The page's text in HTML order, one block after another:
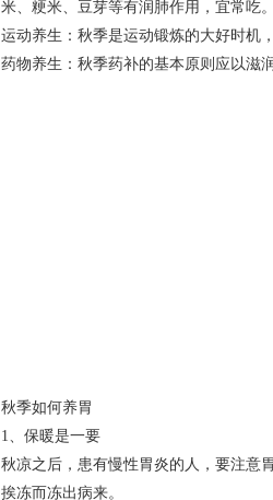
米、粳米、豆芽等有润肺作用，宜常吃
运动养生：秋季是运动锻炼的大好时机
药物养生：秋季药补的基本原则应以滋
秋季如何养胃
1、保暖是一要
秋凉之后，患有慢性胃炎的人，要注意
挨冻而冻出病来。